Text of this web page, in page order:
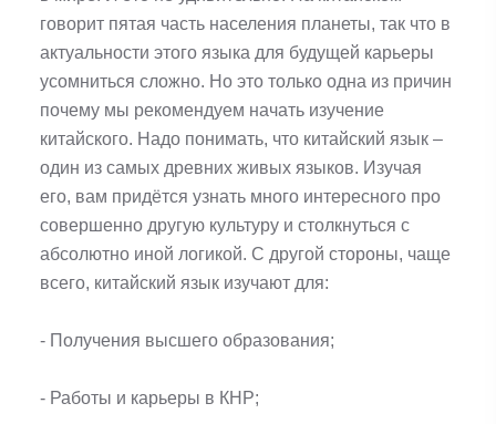
говорит пятая часть населения планеты, так что в
актуальности этого языка для будущей карьеры
усомниться сложно. Но это только одна из причин
почему мы рекомендуем начать изучение
китайского. Надо понимать, что китайский язык –
один из самых древних живых языков. Изучая
его, вам придётся узнать много интересного про
совершенно другую культуру и столкнуться с
абсолютно иной логикой. С другой стороны, чаще
всего, китайский язык изучают для:
- Получения высшего образования;
- Работы и карьеры в КНР;